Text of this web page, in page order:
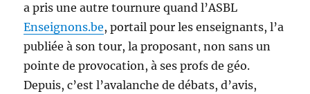
a pris une autre tournure quand l’ASBL
Enseignons.be, portail pour les enseignants, l’a
publiée à son tour, la proposant, non sans un
pointe de provocation, à ses profs de géo.
Depuis, c’est l’avalanche de débats, d’avis,